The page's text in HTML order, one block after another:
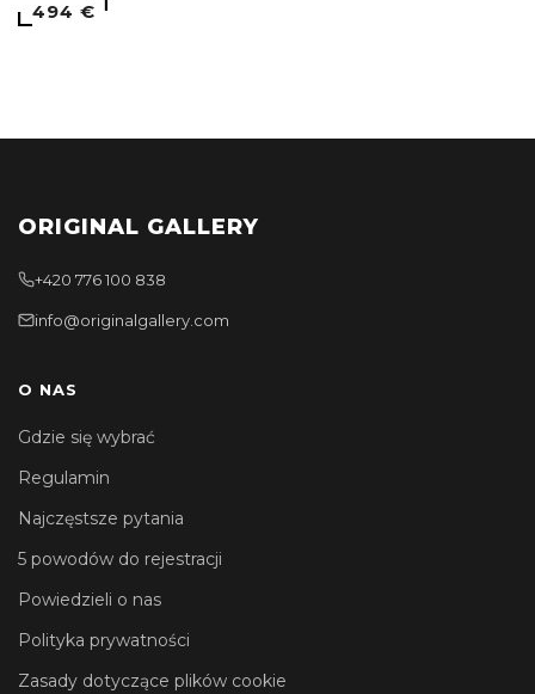
494 €
ORIGINAL GALLERY
+420 776 100 838
info@originalgallery.com
O NAS
Gdzie się wybrać
Regulamin
Najczęstsze pytania
5 powodów do rejestracji
Powiedzieli o nas
Polityka prywatności
Zasady dotyczące plików cookie